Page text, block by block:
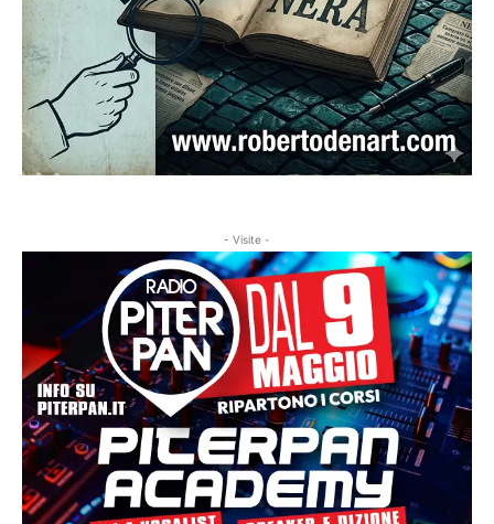
- Visite -